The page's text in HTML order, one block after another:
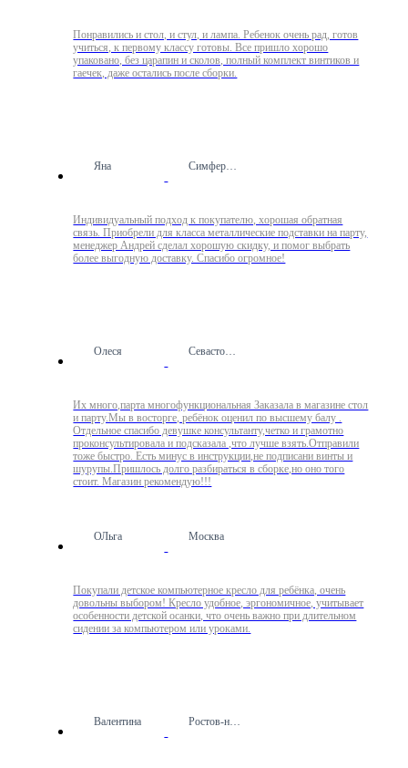
Понравились и стол, и стул, и лампа. Ребенок очень рад, готов
учиться, к первому классу готовы. Все пришло хорошо
упаковано, без царапин и сколов, полный комплект винтиков и
гаечек, даже остались после сборки.
Яна Симферополь
Индивидуальный подход к покупателю, хорошая обратная
связь. Приобрели для класса металлические подставки на парту,
менеджер Андрей сделал хорошую скидку, и помог выбрать
более выгодную доставку. Спасибо огромное!
Олеся Севастополь
Их много,парта многофункциональная Заказала в магазине стол
и парту.Мы в восторге, ребёнок оценил по высшему балу .
Отдельное спасибо девушке консультанту,четко и грамотно
проконсультировала и подсказала ,что лучше взять.Отправили
тоже быстро. Есть минус в инструкции,не подписани винты и
шурупы.Пришлось долго разбираться в сборке,но оно того
стоит. Магазин рекомендую!!!
ОЛьга Москва
Покупали детское компьютерное кресло для ребёнка, очень
довольны выбором! Кресло удобное, эргономичное, учитывает
особенности детской осанки, что очень важно при длительном
сидении за компьютером или уроками.
Валентина Ростов-на-Дону